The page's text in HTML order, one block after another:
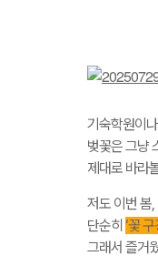
기숙학원이
벚꽃은 그냥
제대로 바라
저도 이번 봄
단순히 ‘꽃
그래서 즐거